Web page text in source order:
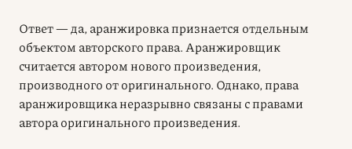
Ответ — да, аранжировка признается отдельным
объектом авторского права. Аранжировщик
считается автором нового произведения,
производного от оригинального. Однако, права
аранжировщика неразрывно связаны с правами
автора оригинального произведения.